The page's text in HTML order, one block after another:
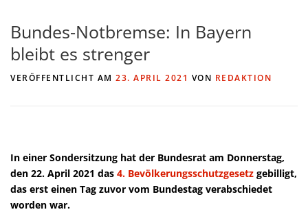
DAS TEAM DOWNLOAD IMPRESSUM
SUCHEN
Bundes-Notbremse: In Bayern
bleibt es strenger
VERÖFFENTLICHT AM 23. APRIL 2021 VON REDAKTION
In einer Sondersitzung hat der Bundesrat am Donnerstag,
den 22. April 2021 das 4. Bevölkerungsschutzgesetz gebilligt,
das erst einen Tag zuvor vom Bundestag verabschiedet
worden war.